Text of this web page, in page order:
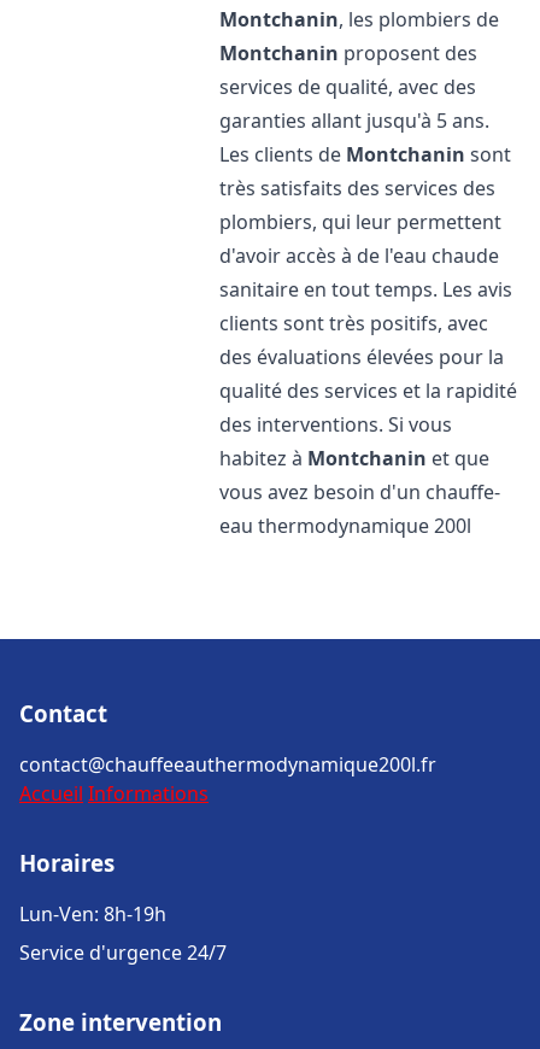
Montchanin, les plombiers de
Montchanin proposent des
services de qualité, avec des
garanties allant jusqu'à 5 ans.
Les clients de Montchanin sont
très satisfaits des services des
plombiers, qui leur permettent
d'avoir accès à de l'eau chaude
sanitaire en tout temps. Les avis
clients sont très positifs, avec
des évaluations élevées pour la
qualité des services et la rapidité
des interventions. Si vous
habitez à Montchanin et que
vous avez besoin d'un chauffe-
eau thermodynamique 200l
Contact
contact@chauffeeauthermodynamique200l.fr
Accueil Informations
Horaires
Lun-Ven: 8h-19h
Service d'urgence 24/7
Zone intervention